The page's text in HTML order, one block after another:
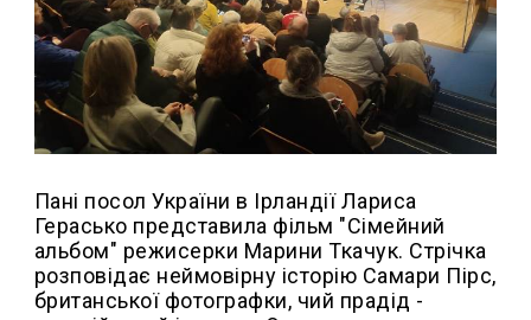
Пані посол України в Ірландії Лариса
Герасько представила фільм "Сімейний
альбом" режисерки Марини Ткачук. Стрічка
розповідає неймовірну історію Самари Пірс,
британської фотографки, чий прадід -